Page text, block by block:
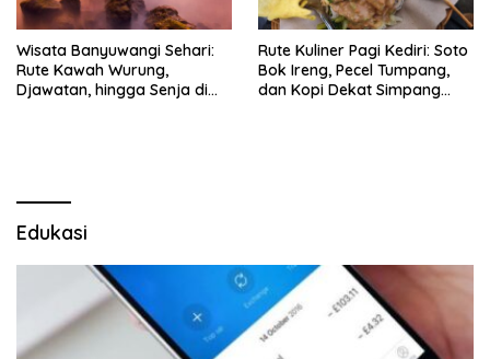
Wisata Banyuwangi Sehari:
Rute Kawah Wurung,
Djawatan, hingga Senja di
Rute Kuliner Pagi Kediri: Soto
Bok Ireng, Pecel Tumpang,
dan Kopi Dekat Simpang
Edukasi